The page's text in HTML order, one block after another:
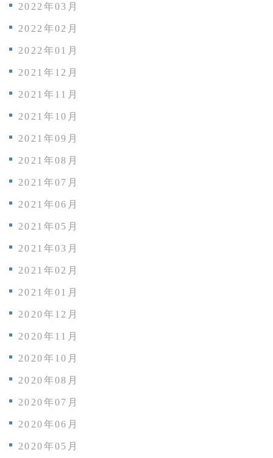
2022年03月
2022年02月
2022年01月
2021年12月
2021年11月
2021年10月
2021年09月
2021年08月
2021年07月
2021年06月
2021年05月
2021年03月
2021年02月
2021年01月
2020年12月
2020年11月
2020年10月
2020年08月
2020年07月
2020年06月
2020年05月